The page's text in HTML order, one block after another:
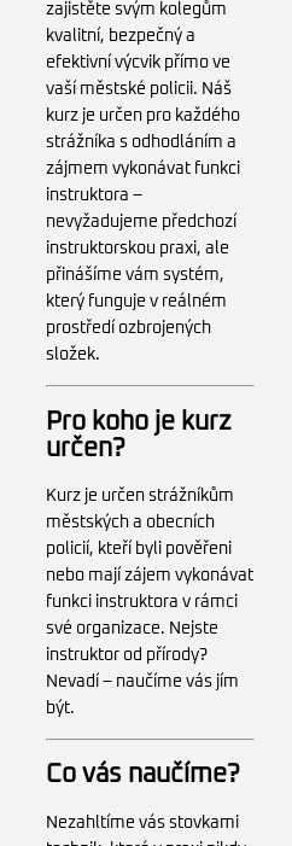
zajistěte svým kolegům
kvalitní, bezpečný a
efektivní výcvik přímo ve
vaší městské policii. Náš
kurz je určen pro každého
strážníka s odhodláním a
zájmem vykonávat funkci
instruktora –
nevyžadujeme předchozí
instruktorskou praxi, ale
přinášíme vám systém,
který funguje v reálném
prostředí ozbrojených
složek.
Pro koho je kurz
určen?
Kurz je určen strážníkům
městských a obecních
policií, kteří byli pověřeni
nebo mají zájem vykonávat
funkci instruktora v rámci
své organizace. Nejste
instruktor od přírody?
Nevadí – naučíme vás jím
být.
Co vás naučíme?
Nezahltíme vás stovkami